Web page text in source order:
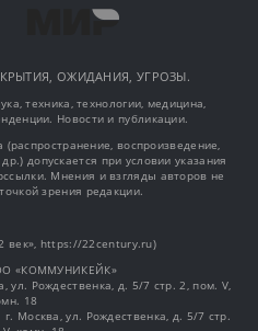
ОЖИДАНИЯ, УГРОЗЫ.
техника, технологии, медицина,
Новости и публикации.
воспроизведение,
допускается при условии указания
Мнения и взгляды авторов не
зрения редакции.
век», https://22century.ru)
«КОММУНИКЕЙК»
ул. Рождественка, д. 5/7 стр. 2, пом. V,
18
Москва, ул. Рождественка, д. 5/7 стр.